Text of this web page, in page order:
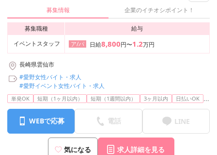
募集情報 企業のイチオシポイント！
募集職種
給与
イベントスタッフ
ア/パ 日給8,800円〜1.2万円
長崎県雲仙市
#愛野女性バイト・求人
#愛野イベント女性バイト・求人
単発OK 短期（1ヶ月以内） 短期（1週間以内） 3ヶ月以内 日払いOK ...
WEBで応募 電話 LINE
気になる 求人詳細を見る